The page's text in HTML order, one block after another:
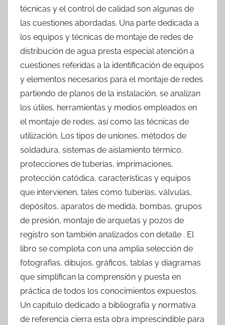
técnicas y el control de calidad son algunas de
las cuestiones abordadas. Una parte dedicada a
los equipos y técnicas de montaje de redes de
distribución de agua presta especial atención a
cuestiones referidas a la identificación de equipos
y elementos necesarios para el montaje de redes
partiendo de planos de la instalación, se analizan
los útiles, herramientas y medios empleados en
el montaje de redes, así como las técnicas de
utilización, Los tipos de uniones, métodos de
soldadura, sistemas de aislamiento térmico,
protecciones de tuberías, imprimaciones,
protección catódica, características y equipos
que intervienen, tales como tuberías, válvulas,
depósitos, aparatos de medida, bombas, grupos
de presión, montaje de arquetas y pozos de
registro son también analizados con detalle . El
libro se completa con una amplia selección de
fotografías, dibujos, gráficos, tablas y diagramas
que simplifican la comprensión y puesta en
práctica de todos los conocimientos expuestos.
Un capítulo dedicado a bibliografía y normativa
de referencia cierra esta obra imprescindible para